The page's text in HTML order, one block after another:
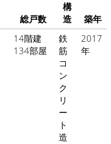
総戸数
構
造
築年
14階建
134部屋
鉄
筋
コ
ン
ク
リ
ー
ト
造
2017
年